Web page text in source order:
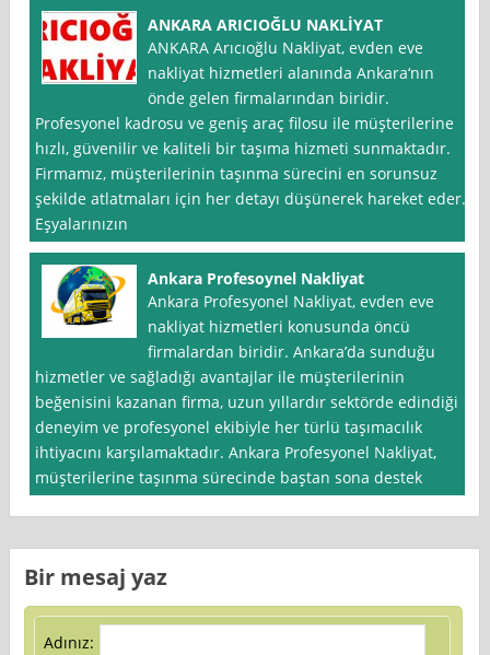
ANKARA ARICIOĞLU NAKLİYAT
ANKARA Arıcıoğlu Nakliyat, evden eve
nakliyat hizmetleri alanında Ankara‘nın
önde gelen firmalarından biridir.
Profesyonel kadrosu ve geniş araç filosu ile müşterilerine
hızlı, güvenilir ve kaliteli bir taşıma hizmeti sunmaktadır.
Firmamız, müşterilerinin taşınma sürecini en sorunsuz
şekilde atlatmaları için her detayı düşünerek hareket eder.
Eşyalarınızın
Ankara Profesoynel Nakliyat
Ankara Profesyonel Nakliyat, evden eve
nakliyat hizmetleri konusunda öncü
firmalardan biridir. Ankara’da sunduğu
hizmetler ve sağladığı avantajlar ile müşterilerinin
beğenisini kazanan firma, uzun yıllardır sektörde edindiği
deneyim ve profesyonel ekibiyle her türlü taşımacılık
ihtiyacını karşılamaktadır. Ankara Profesyonel Nakliyat,
müşterilerine taşınma sürecinde baştan sona destek
Bir mesaj yaz
Adınız: